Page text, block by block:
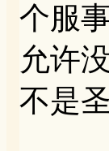
个服
允许
不是圣